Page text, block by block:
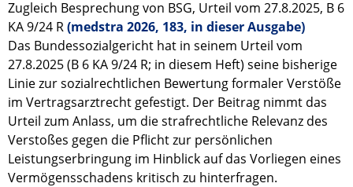
Zugleich Besprechung von BSG, Urteil vom 27.8.2025, B 6
KA 9/24 R(medstra 2026, 183, in dieser Ausgabe)
Das Bundessozialgericht hat in seinem Urteil vom
27.8.2025 (B 6 KA 9/24 R; in diesem Heft) seine bisherige
Linie zur sozialrechtlichen Bewertung formaler Verstöße
im Vertragsarztrecht gefestigt. Der Beitrag nimmt das
Urteil zum Anlass, um die strafrechtliche Relevanz des
Verstoßes gegen die Pflicht zur persönlichen
Leistungserbringung im Hinblick auf das Vorliegen eines
Vermögensschadens kritisch zu hinterfragen.